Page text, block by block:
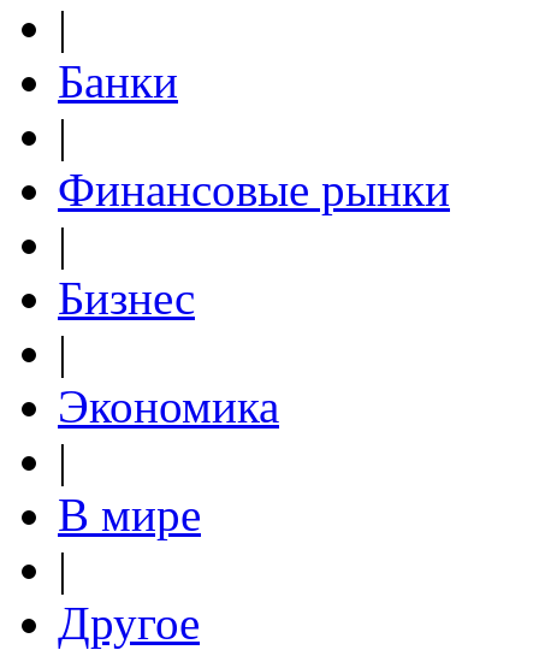
|
Банки
|
Финансовые рынки
|
Бизнес
|
Экономика
|
В мире
|
Другое